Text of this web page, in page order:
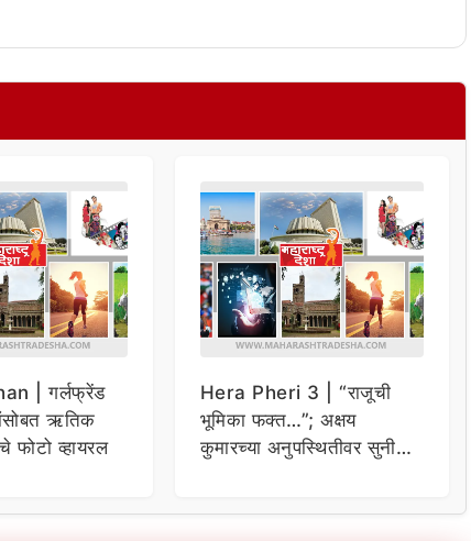
| गर्लफ्रेंड
ऋतिक
फोटो व्हायरल
Hera Pheri 3 | “राजूची
भूमिका फक्त…”; अक्षय
कुमारच्या अनुपस्थितीवर सुनील